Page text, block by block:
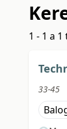
1 - 1 a
33-45